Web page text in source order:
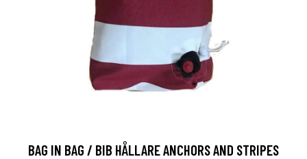
BAG IN BAG / BIB HÅLLARE ANCHORS AND STRIPES